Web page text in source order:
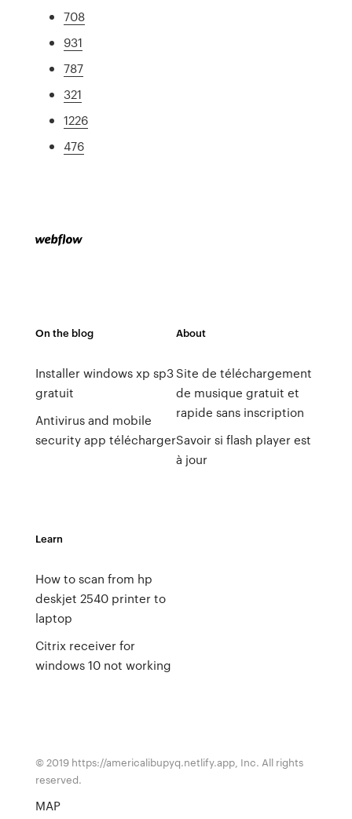
708
931
787
321
1226
476
On the blog
Installer windows xp sp3
gratuit
Antivirus and mobile
security app télécharger
About
Site de téléchargement
de musique gratuit et
rapide sans inscription
Savoir si flash player est
à jour
Learn
How to scan from hp
deskjet 2540 printer to
laptop
Citrix receiver for
windows 10 not working
© 2019 https://americalibupyq.netlify.app, Inc. All rights
reserved.
MAP